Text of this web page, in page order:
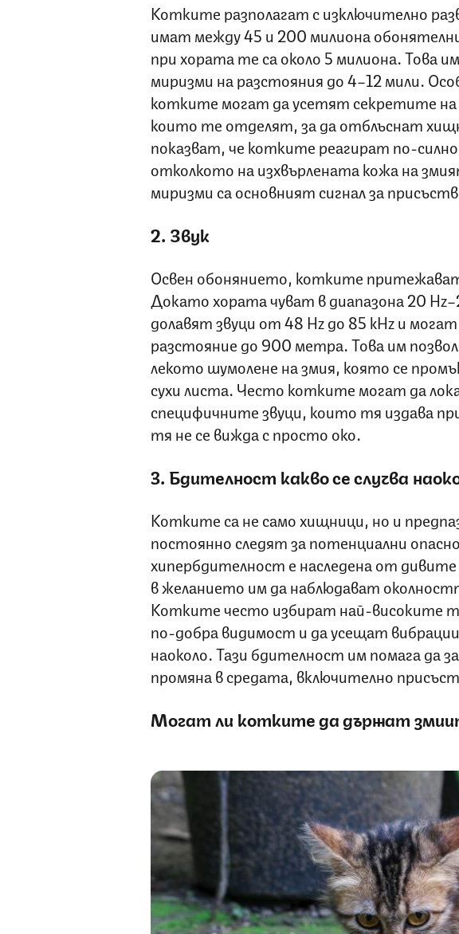
Котките разполагат с изключително
имат между 45 и 200 милиона
при хората те са около 5 милиона. Това
миризми на разстояния до 4–12 мили.
котките могат да усетят секретите
които те отделят, за да отблъснат
показват, че котките реагират по-
отколкото на изхвърлената кожа на
миризми са основният сигнал за
2. Звук
Освен обонянието, котките
Докато хората чуват в диапазона 20
долавят звуци от 48 Hz до 85 kHz и
разстояние до 900 метра. Това им
лекото шумолене на змия, която се
сухи листа. Често котките могат да
специфичните звуци, които тя издава
тя не се вижда с просто око.
3. Бдителност какво се случва
Котките са не само хищници, но и
постоянно следят за потенциални
хипербдителност е наследена от дивите
в желанието им да наблюдават
Котките често избират най-високите
по-добра видимост и да усещат
наоколо. Тази бдителност им помага да
промяна в средата, включително
Могат ли котките да държат